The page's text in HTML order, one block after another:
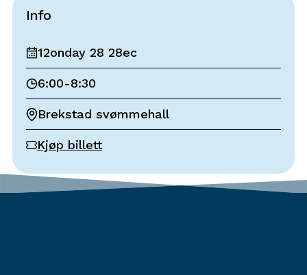
Info
12onday 28 28ec
6:00-8:30
Brekstad svømmehall
Kjøp billett